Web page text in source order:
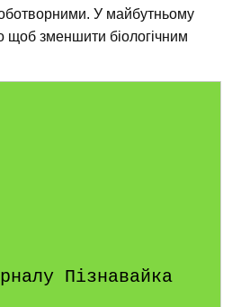
У майбутньому
зменшити біологічним
Пізнавайка